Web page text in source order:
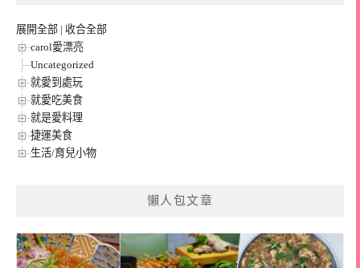
展開全部 | 收合全部
carol愛漂亮
Uncategorized
就愛到處玩
就愛吃美食
就是愛料理
捷運美食
生活/育兒小物
懶人包文章